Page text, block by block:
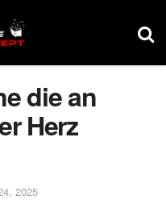
die an
Herz
2025